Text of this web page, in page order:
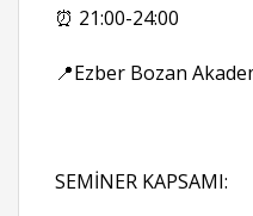
⏰ 21:00-24:00
📍Ezber Bozan
SEMİNER KAPSAMI: